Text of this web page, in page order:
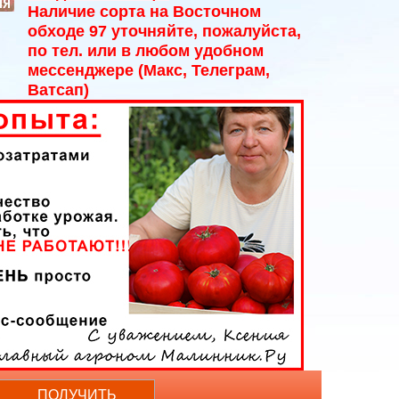
Наличие сорта на Восточном
обходе 97 уточняйте, пожалуйста,
по тел. или в любом удобном
мессенджере (Макс, Телеграм,
Ватсап)